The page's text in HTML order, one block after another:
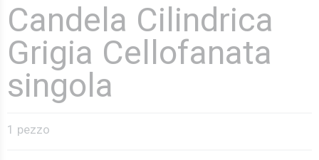
Candela Cilindrica
Grigia Cellofanata
singola
1 pezzo